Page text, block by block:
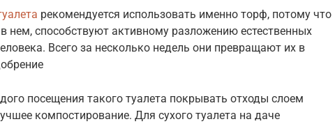
рекомендуется использовать именно торф, потому что
нем, способствуют активному разложению естественных
Всего за несколько недель они превращают их в
посещения такого туалета покрывать отходы слоем
компостирование. Для сухого туалета на даче